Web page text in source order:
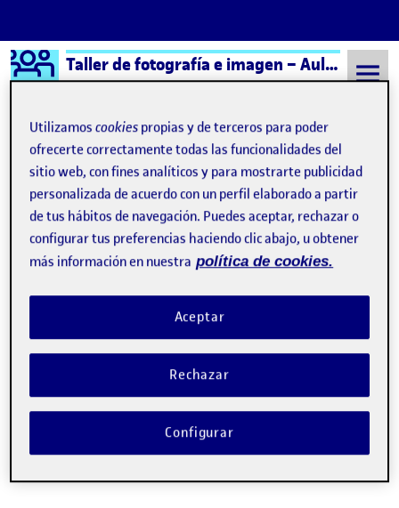
Saltar al contenido
Logo Ágora Taller de fotografía e imagen – Aula 2
Semestre 20241 - Aula 2 1 Noviembre, 2024
1 Noviembre, 2024
Publicado por
Alejandro Martín Benítez
Fecha de publicación1 noviembre, 2024 11:56 pm
comentario
Entrega de la actividad P2 …
Utilizamoscookies propias y de terceros para poder
ofrecerte correctamente todas las funcionalidades del
sitio web, con fines analíticos y para mostrarte publicidad
personalizada de acuerdo con un perfil elaborado a partir
de tus hábitos de navegación. Puedes aceptar, rechazar o
configurar tus preferencias haciendo clic abajo, u obtener
más información en nuestra política de cookies.
Rechazar
Aceptar
Configurar